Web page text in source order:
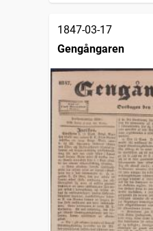
1847-03-17
Gengångaren